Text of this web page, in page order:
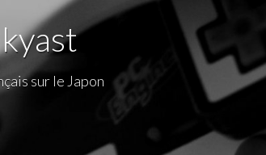
sur le Japon